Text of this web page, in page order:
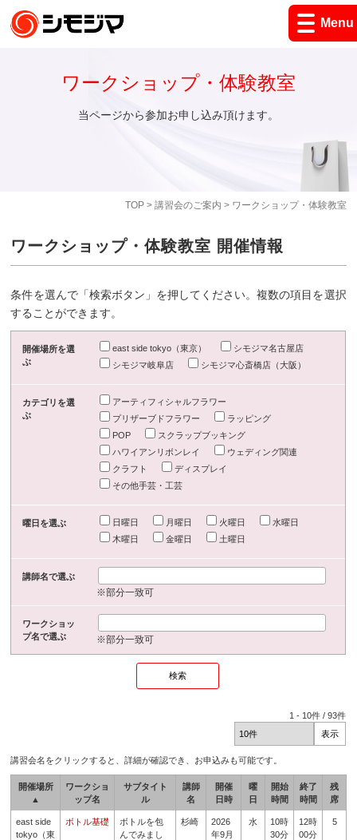
Menu
TOP> 講習会のご案内 > ワークショップ・体験教室
ワークショップ・体験教室
当ページから参加お申し込み頂けます。
ワークショップ・体験教室 開催情報
条件を選んで「検索ボタン」を押してください。複数の項目を選択
することができます。
開催場所を選
ぶ
east side tokyo（東京）
シモジマ名古屋店
シモジマ岐阜店
シモジマ心斎橋店（大阪）
カテゴリを選
ぶ
アーティフィシャルフラワー
プリザーブドフラワー
ラッピング
POP
スクラップブッキング
ハワイアンリボンレイ
ウェディング関連
クラフト
ディスプレイ
その他手芸・工芸
曜日を選ぶ 日曜日 月曜日 火曜日
水曜日
木曜日
金曜日 土曜日
講師名で選ぶ
※部分一致可
ワークショッ
プ名で選ぶ
※部分一致可
1 - 10件 /93件
講習会名をクリックすると、詳細が確認でき、お申込みも可能です。
開催場所
▲
ワークショ
ップ名
サブタイト
ル
講師
名
開催
日時
曜
日
開始
時間
終了
時間
残
席
east side
tokyo（東
ボトル基礎
ボトルを包
んでみまし
杉崎
2026
年9月
水
10時
30分
12時
00分
5